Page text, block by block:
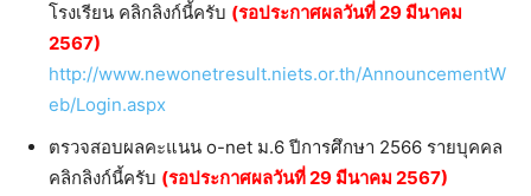
โรงเรียน คลิกลิงก์นี้ครับ (รอประกาศผลวันที่ 29 มีนาคม
2567)
http://www.newonetresult.niets.or.th/AnnouncementW
eb/Login.aspx
ตรวจสอบผลคะแนน o-net ม.6 ปีการศึกษา 2566 รายบุคคล
คลิกลิงก์นี้ครับ (รอประกาศผลวันที่ 29 มีนาคม 2567)